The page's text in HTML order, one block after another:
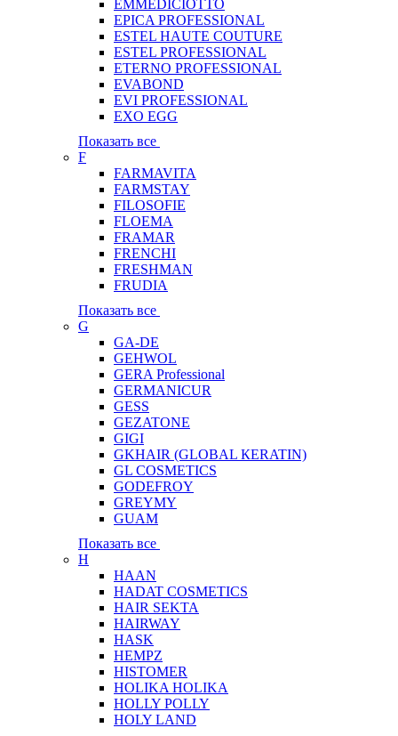
EMMEDICIOTTO
EPICA PROFESSIONAL
ESTEL HAUTE COUTURE
ESTEL PROFESSIONAL
ETERNO PROFESSIONAL
EVABOND
EVI PROFESSIONAL
EXO EGG
Показать все
F
FARMAVITA
FARMSTAY
FILOSOFIE
FLOEMA
FRAMAR
FRENCHI
FRESHMAN
FRUDIA
Показать все
G
GA-DE
GEHWOL
GERA Professional
GERMANICUR
GESS
GEZATONE
GIGI
GKHAIR (GLOBAL КЕRATIN)
GL COSMETICS
GODEFROY
GREYMY
GUAM
Показать все
H
HAAN
HADAT COSMETICS
HAIR SEKTA
HAIRWAY
HASK
HEMPZ
HISTOMER
HOLIKA HOLIKA
HOLLY POLLY
HOLY LAND